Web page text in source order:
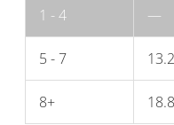
1 - 4 —
5 - 7
8+